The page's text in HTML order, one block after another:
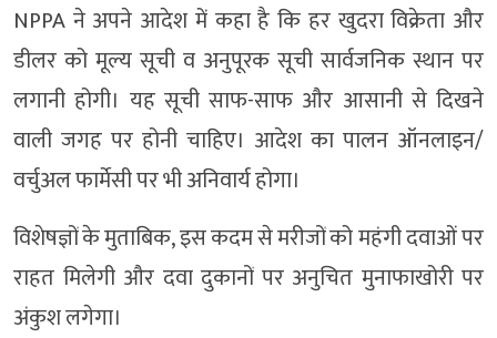
NPPA ने अपने आदेश में कहा है कि हर खुदरा विक्रेता और
डीलर को मूल्य सूची व अनुपूरक सूची सार्वजनिक स्थान पर
लगानी होगी। यह सूची साफ-साफ और आसानी से दिखने
वाली जगह पर होनी चाहिए। आदेश का पालन ऑनलाइन/
वर्चुअल फार्मेसी पर भी अनिवार्य होगा।
विशेषज्ञों के मुताबिक, इस कदम से मरीजों को महंगी दवाओं पर
राहत मिलेगी और दवा दुकानों पर अनुचित मुनाफाखोरी पर
अंकुश लगेगा।